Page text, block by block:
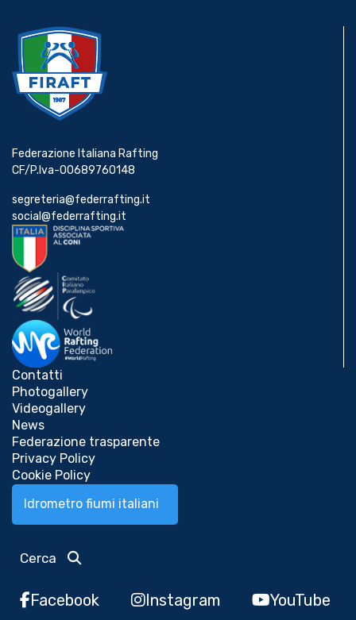
Documenti
Tesseramento e
Affiliazione
Federazione
Trasparente
Contatti
Federazione Italiana Rafting
CF/P.Iva-00689760148
segreteria@federrafting.it
social@federrafting.it
Contatti
Photogallery
Videogallery
News
Federazione trasparente
Privacy Policy
Cookie Policy
Idrometro fiumi italiani
Cerca
Facebook Instagram YouTube